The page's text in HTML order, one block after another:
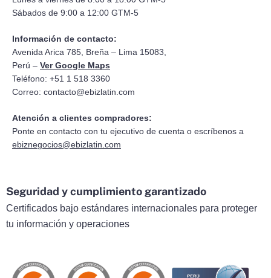
Sábados de 9:00 a 12:00 GTM-5
Información de contacto:
Avenida Arica 785, Breña – Lima 15083,
Perú – Ver Google Maps
Teléfono: +51 1 518 3360
Correo: contacto@ebizlatin.com
Atención a clientes compradores:
Ponte en contacto con tu ejecutivo de cuenta o escríbenos a
ebiznegocios@ebizlatin.com
Seguridad y cumplimiento garantizado
Certificados bajo estándares internacionales para proteger
tu información y operaciones